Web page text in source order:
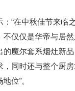
“在中秋佳节来临
仅仅是华帝与居
魔尔套系烟灶新
同时还与整个厨
位”。